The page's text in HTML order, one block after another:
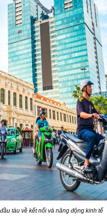
tàu về kết nối và năng động kinh tế